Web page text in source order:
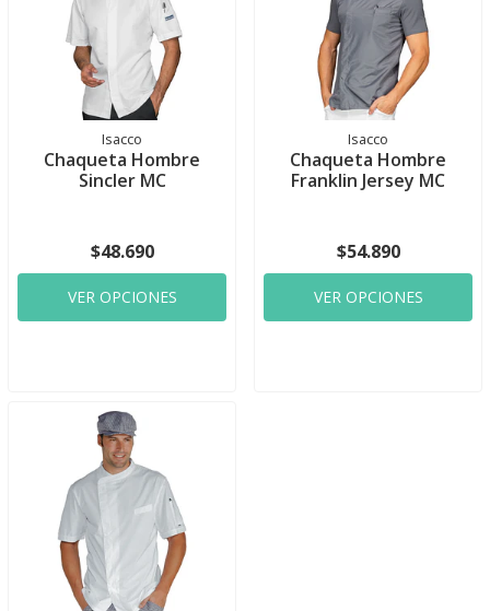
Isacco
Chaqueta Hombre
Sincler MC
$48.690
VER OPCIONES
Isacco
Chaqueta Hombre
Franklin Jersey MC
$54.890
VER OPCIONES